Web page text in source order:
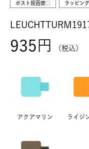
ポスト投函便○ ラッピン
935 税込
アクアマリン ライジ